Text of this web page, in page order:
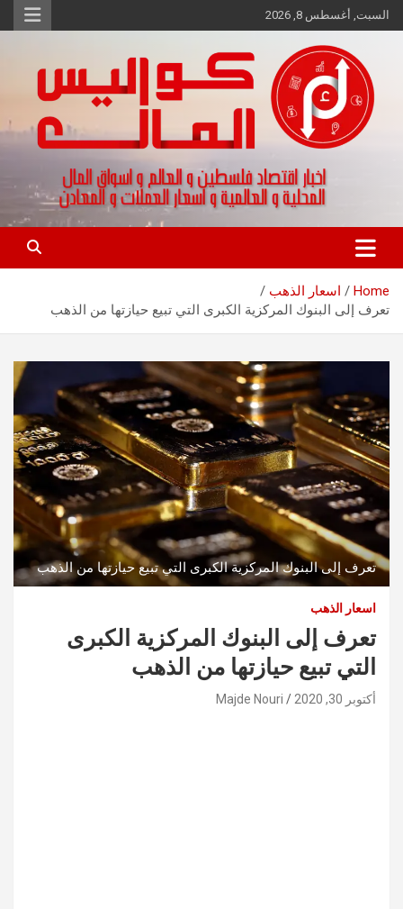
Skip
to
السبت, أغسطس 8, 2026
كواليس المال
اخبار اقتصاد فلسطين و العالم و تقارير اسواق المال و العملات
Home
اسعار الذهب
تعرف إلى البنوك المركزية الكبرى التي تبيع حيازتها من الذهب
تعرف إلى البنوك المركزية الكبرى التي تبيع حيازتها من الذهب
اسعار الذهب
تعرف إلى البنوك المركزية الكبرى
التي تبيع حيازتها من الذهب
أكتوبر 30, 2020 Majde Nouri